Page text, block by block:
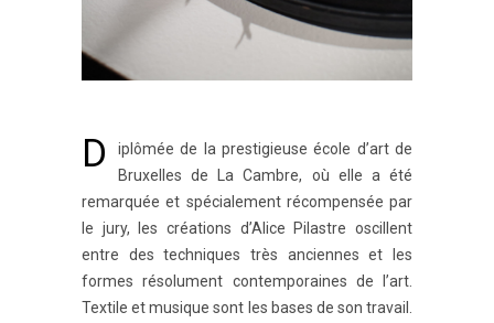
D
iplômée de la prestigieuse école d’art de
Bruxelles de La Cambre, où elle a été
remarquée et spécialement récompensée par
le jury, les créations d’Alice Pilastre oscillent
entre des techniques très anciennes et les
formes résolument contemporaines de l’art.
Textile et musique sont les bases de son travail.